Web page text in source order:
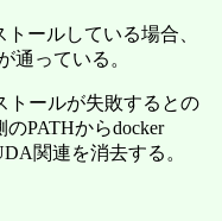
トールしている場合、
通っている。
トールが失敗するとの
のPATHからdocker
関連を消去する。